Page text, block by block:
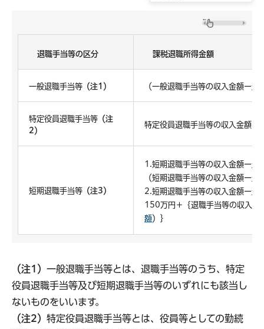
退職手当等の区分 課税退職所得金額
一般退職手当等 （注1） （一般退職手当等の収入金額ー退
特定役員退職手当等 （注
2）
特定役員退職手当等の収入金額ー
短期退職手当等 （注3）
1.短期退職手当等の収入金額ー退
（短期退職手当等の収入金額ー退
2.短期退職手当等の収入金額ー退
150万円＋｛退職手当等の収入金
額 ）｝
（注1） 一般退職手当等とは、退職手当等のうち、特定
役員退職手当等及び短期退職手当等のいずれにも該当し
ないものをいいます。
（注2） 特定役員退職手当等とは、役員等としての勤続